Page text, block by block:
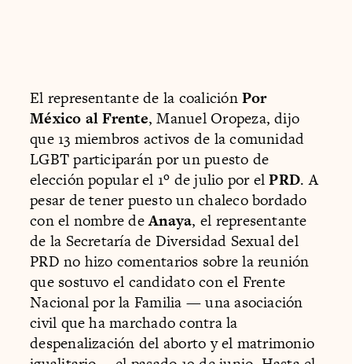
El representante de la coaliciónPor
México al Frente, Manuel Oropeza, dijo
que 13 miembros activos de la comunidad
LGBT participarán por un puesto de
elección popular el 1º de julio por elPRD. A
pesar de tener puesto un chaleco bordado
con el nombre deAnaya, el representante
de la Secretaría de Diversidad Sexual del
PRD no hizo comentarios sobre la reunión
que sostuvo el candidato con el Frente
Nacional por la Familia — una asociación
civil que ha marchado contra la
despenalización del aborto y el matrimonio